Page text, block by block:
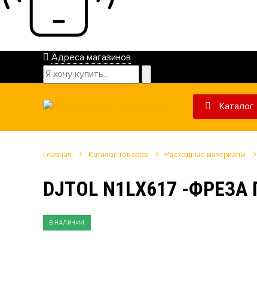
Адреса магазинов
Каталог
Главная Каталог товаров Расходные материалы
DJTOL N1LX617 -
В НАЛИЧИИ